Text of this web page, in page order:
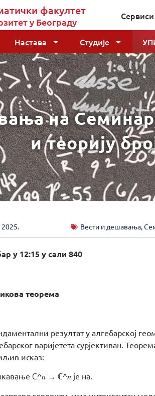
факултет
у Београду
Сервиси
Настава Студије
на
и теорију
Вести и дешавања,
у 12:15 у сали 840
теорема
резултат у алгебарској
варијетета сурјективан.
исказ:
ℂ^𝑛 → ℂ^𝑛 је на.